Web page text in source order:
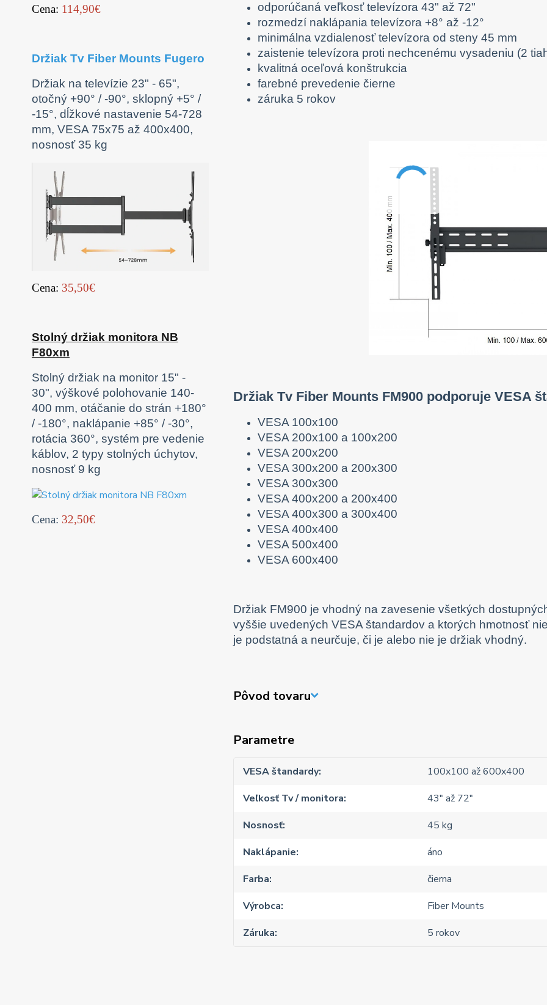
Cena: 114,90€
Držiak Tv Fiber Mounts Fugero
Držiak na televízie 23" - 65",
otočný +90° / -90°, sklopný +5° /
-15°, dĺžkové nastavenie 54-728
mm, VESA 75x75 až 400x400,
nosnosť 35 kg
Cena: 35,50€
Stolný držiak monitora NB
F80xm
Stolný držiak na monitor 15" -
30", výškové polohovanie 140-
400 mm, otáčanie do strán +180°
/ -180°, naklápanie +85° / -30°,
rotácia 360°, systém pre vedenie
káblov, 2 typy stolných úchytov,
nosnosť 9 kg
Cena: 32,50€
odporúčaná veľkosť televízora 43" až 72"
rozmedzí naklápania televízora +8° až -12°
minimálna vzdialenosť televízora od steny 45 mm
zaistenie televízora proti nechcenému vysadeniu (2
kvalitná oceľová konštrukcia
farebné prevedenie čierne
záruka 5 rokov
Držiak Tv Fiber Mounts FM900 podporuje VESA
VESA 100x100
VESA 200x100 a 100x200
VESA 200x200
VESA 300x200 a 200x300
VESA 300x300
VESA 400x200 a 200x400
VESA 400x300 a 300x400
VESA 400x400
VESA 500x400
VESA 600x400
Držiak FM900 je vhodný na zavesenie všetkých
vyššie uvedených VESA štandardov a ktorých hmotnosť
je podstatná a neurčuje, či je alebo nie je držiak vhodný.
Pôvod tovaru
Parametre
VESA štandardy
100x100 až 600x400
Veľkosť Tv / monitora
43" až 72"
Nosnosť
45 kg
Naklápanie
áno
Farba
čierna
Výrobca
Fiber Mounts
Záruka
5 rokov